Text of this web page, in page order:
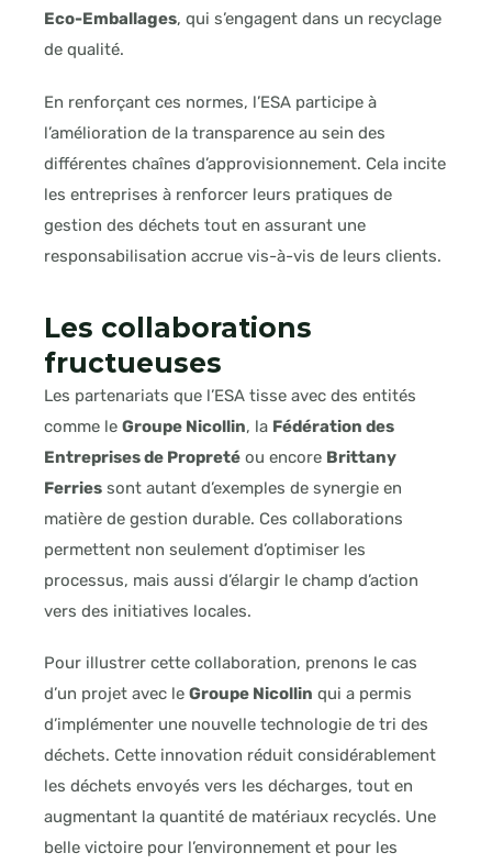
Eco-Emballages, qui s’engagent dans un recyclage
de qualité.
En renforçant ces normes, l’ESA participe à
l’amélioration de la transparence au sein des
différentes chaînes d’approvisionnement. Cela incite
les entreprises à renforcer leurs pratiques de
gestion des déchets tout en assurant une
responsabilisation accrue vis-à-vis de leurs clients.
Les collaborations
fructueuses
Les partenariats que l’ESA tisse avec des entités
comme le Groupe Nicollin, la Fédération des
Entreprises de Propreté ou encore Brittany
Ferries sont autant d’exemples de synergie en
matière de gestion durable. Ces collaborations
permettent non seulement d’optimiser les
processus, mais aussi d’élargir le champ d’action
vers des initiatives locales.
Pour illustrer cette collaboration, prenons le cas
d’un projet avec le Groupe Nicollin qui a permis
d’implémenter une nouvelle technologie de tri des
déchets. Cette innovation réduit considérablement
les déchets envoyés vers les décharges, tout en
augmentant la quantité de matériaux recyclés. Une
belle victoire pour l’environnement et pour les